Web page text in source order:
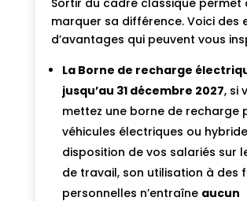
marquer sa différence. Voici des
d’avantages qui peuvent vous
La Borne de recharge
jusqu’au 31 décembre 2027, si
mettez une borne de recharge
véhicules électriques ou
disposition de vos salariés sur
de travail, son utilisation à des
personnelles n’entraîne aucun